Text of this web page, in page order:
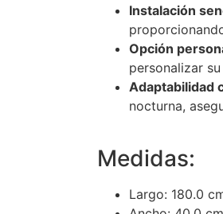
Instalación
Opción
personalizar
Adaptabilidad
nocturna,
Medidas:
Largo: 180.0